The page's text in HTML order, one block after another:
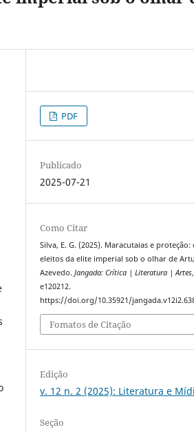
PDF
Publicado
2025-07-21
Como Citar
Silva, E. G. (2025). Maracutaias e proteção:
eleitos da elite imperial sob o olhar de
Azevedo.Jangada: Crítica | Literatura | Artes,
e120212.
https://doi.org/10.35921/
Fomatos de Citação
Edição
v. 12 n. 2 (2025): Literatura e
Seção